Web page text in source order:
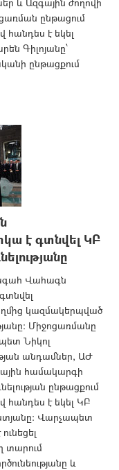
ընթացում
հանդես է եկել
Գիլոյանը՝
ընթացքում
է գտնվել ԿԲ
Վահագն
կազմակերպված
Միջոցառմանը
Նիկոլ
անդամներ, ԱԺ
համակարգի
ընթացքում
հանդես է եկել ԿԲ
Վարչապետ
տարում
և